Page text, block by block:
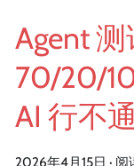
Agent
70/20/
AI 行不通
2026年4月15日 · 阅